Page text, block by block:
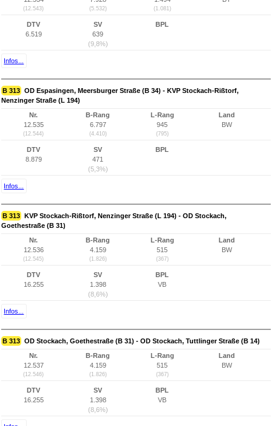
(12.543) (5.532) (1.081)
DTV
6.519
SV
639
(9,8%)
BPL
Infos...
B 313 OD Espasingen, Meersburger Straße (B 34) - KVP Stockach-Rißtorf,
Nenzinger Straße (L 194)
Nr.
12.535
(12.544)
B-Rang
6.797
(4.410)
L-Rang
945
(795)
Land
BW
DTV
8.879
SV
471
(5,3%)
BPL
Infos...
B 313 KVP Stockach-Rißtorf, Nenzinger Straße (L 194) - OD Stockach,
Goethestraße (B 31)
Nr.
12.536
(12.545)
B-Rang
4.159
(1.826)
L-Rang
515
(367)
Land
BW
DTV
16.255
SV
1.398
(8,6%)
BPL
VB
Infos...
B 313 OD Stockach, Goethestraße (B 31) - OD Stockach, Tuttlinger Straße (B 14)
Nr.
12.537
(12.546)
B-Rang
4.159
(1.826)
L-Rang
515
(367)
Land
BW
DTV
16.255
SV
1.398
(8,6%)
BPL
VB